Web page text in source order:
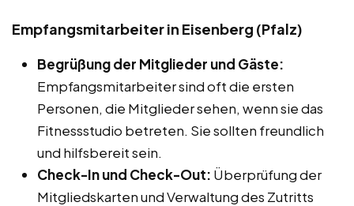
Empfangsmitarbeiter in Eisenberg (Pfalz)
Begrüßung der Mitglieder und Gäste:
Empfangsmitarbeiter sind oft die ersten
Personen, die Mitglieder sehen, wenn sie das
Fitnessstudio betreten. Sie sollten freundlich
und hilfsbereit sein.
Check-In und Check-Out: Überprüfung der
Mitgliedskarten und Verwaltung des Zutritts